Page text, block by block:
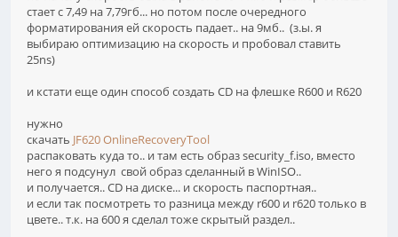
стает с 7,49 на 7,79гб... но потом после очередного
форматирования ей скорость падает.. на 9мб.. (з.ы. я
выбираю оптимизацию на скорость и пробовал ставить
25ns)
и кстати еще один способ создать CD на флешке R600 и R620
нужно
скачать JF620 OnlineRecoveryTool
распаковать куда то.. и там есть образ security_f.iso, вместо
него я подсунул свой образ сделанный в WinISO..
и получается.. CD на диске... и скорость паспортная..
и если так посмотреть то разница между r600 и r620 только в
цвете.. т.к. на 600 я сделал тоже скрытый раздел..